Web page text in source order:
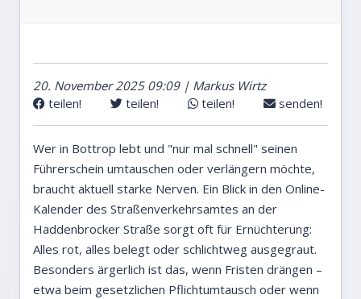
20. November 2025 09:09 | Markus Wirtz
teilen!
teilen! teilen! senden!
Wer in Bottrop lebt und "nur mal schnell" seinen
Führerschein umtauschen oder verlängern möchte,
braucht aktuell starke Nerven. Ein Blick in den Online-
Kalender des Straßenverkehrsamtes an der
Haddenbrocker Straße sorgt oft für Ernüchterung:
Alles rot, alles belegt oder schlichtweg ausgegraut.
Besonders ärgerlich ist das, wenn Fristen drängen –
etwa beim gesetzlichen Pflichtumtausch oder wenn